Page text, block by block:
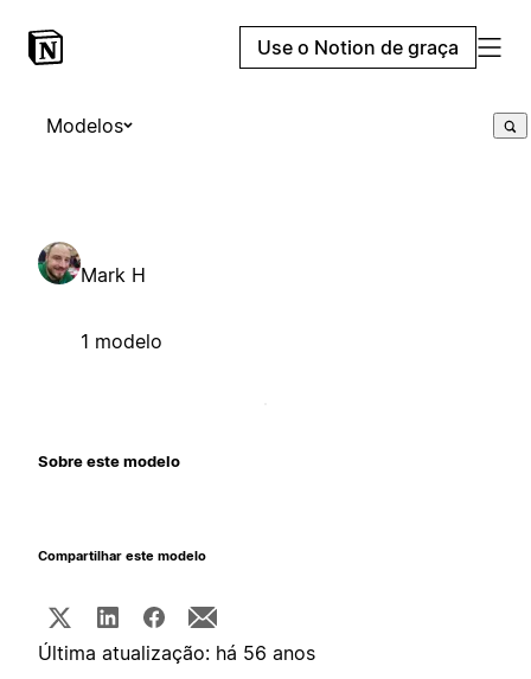
Use o Notion de graça
Modelos
Mark H
1 modelo
Sobre este modelo
Compartilhar este modelo
Última atualização: há 56 anos